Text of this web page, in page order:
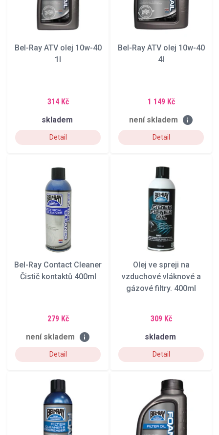
Bel-Ray ATV olej 10w-40
1l
314 Kč
skladem
Detail
Bel-Ray ATV olej 10w-40
4l
1 149 Kč
není skladem info
Detail
Bel-Ray Contact Cleaner
Čistič kontaktů 400ml
279 Kč
není skladem info
Detail
Olej ve spreji na
vzduchové vláknové a
gázové filtry. 400ml
309 Kč
skladem
Detail